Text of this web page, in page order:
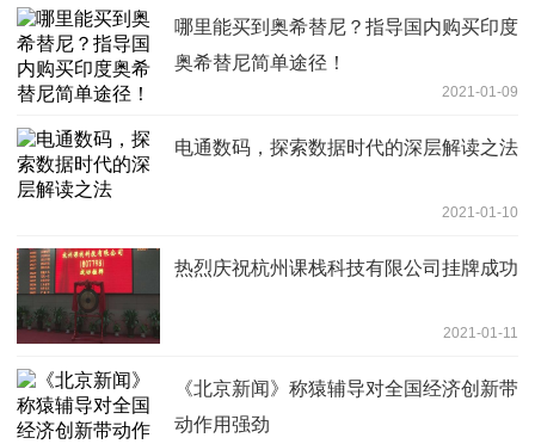
哪里能买到奥希替尼？指导国内购买印度
奥希替尼简单途径！
2021-01-09
电通数码，探索数据时代的深层解读之法
2021-01-10
热烈庆祝杭州课栈科技有限公司挂牌成功
2021-01-11
《北京新闻》称猿辅导对全国经济创新带
动作用强劲